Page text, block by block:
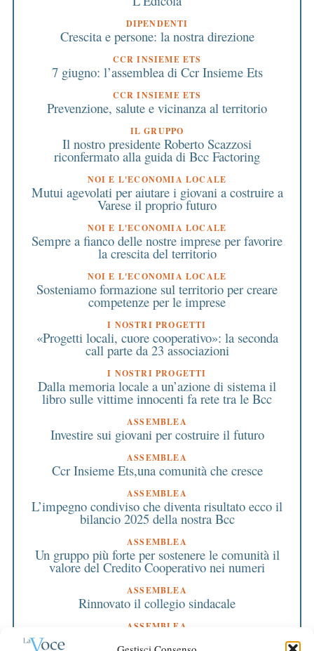
DIPENDENTI
Crescita e persone: la nostra direzione
CCR INSIEME ETS
7 giugno: l’assemblea di Ccr Insieme Ets
CCR INSIEME ETS
Prevenzione, salute e vicinanza al territorio
IL GRUPPO
Il nostro presidente Roberto Scazzosi
riconfermato alla guida di Bcc Factoring
NOI E L'ECONOMIA LOCALE
Mutui agevolati per aiutare i giovani a costruire a
Varese il proprio futuro
NOI E L'ECONOMIA LOCALE
Sempre a fianco delle nostre imprese per favorire
la crescita del territorio
NOI E L'ECONOMIA LOCALE
Sosteniamo formazione sul territorio per creare
competenze per le imprese
I NOSTRI PROGETTI
«Progetti locali, cuore cooperativo»: la seconda
call parte da 23 associazioni
I NOSTRI PROGETTI
Dalla memoria locale a un’azione di sistema il
libro sulle vittime innocenti fa rete tra le Bcc
ASSEMBLEA
Investire sui giovani per costruire il futuro
ASSEMBLEA
Ccr Insieme Ets,una comunità che cresce
ASSEMBLEA
L’impegno condiviso che diventa risultato ecco il
bilancio 2025 della nostra Bcc
ASSEMBLEA
Un gruppo più forte per sostenere le comunità il
valore del Credito Cooperativo nei numeri
ASSEMBLEA
Rinnovato il collegio sindacale
ASSEMBLEA
Bilancio approvato all’unanimità e 2 milioni